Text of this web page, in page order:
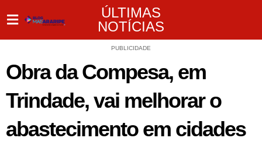
ÚLTIMAS
NOTÍCIAS
PUBLICIDADE
Obra da Compesa, em
Trindade, vai melhorar o
abastecimento em cidades